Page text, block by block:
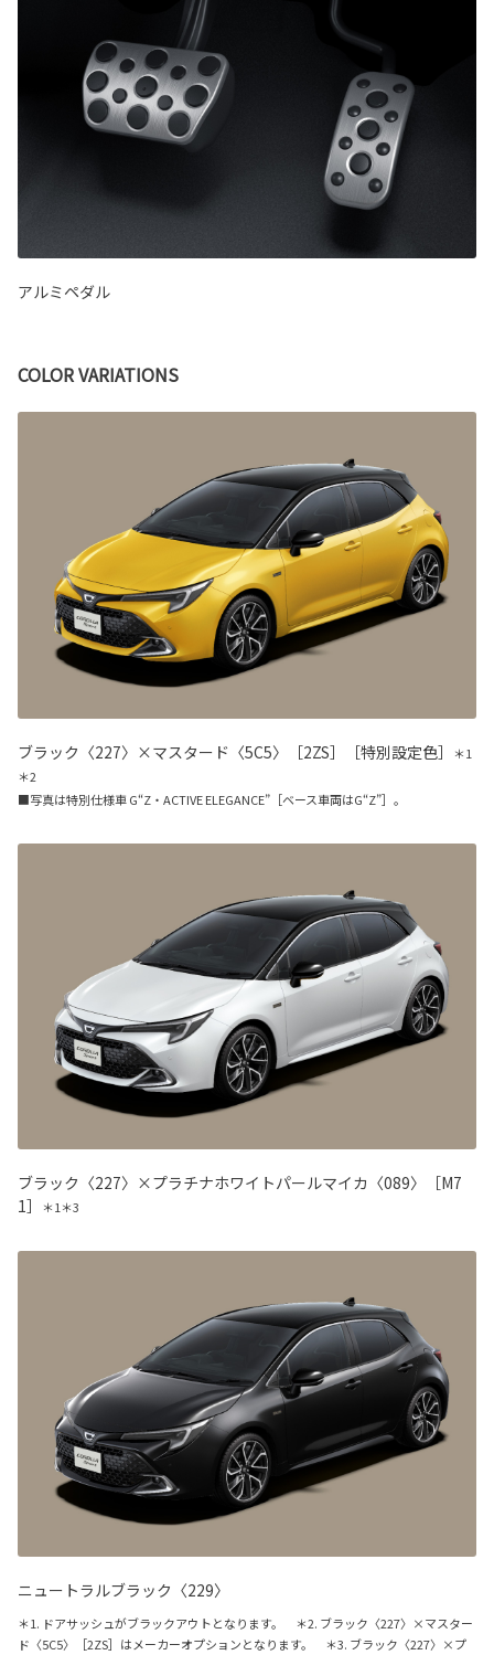
アルミペダル
COLOR VARIATIONS
ブラック〈227〉×マスタード〈5C5〉［2ZS］［特別設定色］
＊1
＊2
■写真は特別仕様車 G“Z・ACTIVE ELEGANCE”［ベース車両はG“Z”］。
ブラック〈227〉×プラチナホワイトパールマイカ〈089〉［M7
1］
＊1＊3
ニュートラルブラック〈229〉
＊1. ドアサッシュがブラックアウトとなります。 ＊2. ブラック〈227〉×マスター
ド〈5C5〉［2ZS］はメーカーオプションとなります。 ＊3. ブラック〈227〉×プ